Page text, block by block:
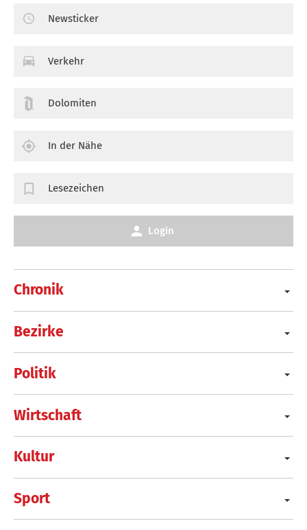
Chronik
Bezirke
Politik
Wirtschaft
Kultur
Sport
Newsticker
Verkehr
Dolomiten
In der Nähe
Lesezeichen
Login